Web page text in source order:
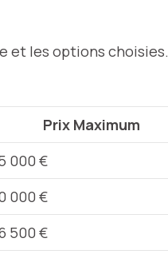
et les options choisies.
Prix Maximum
000 €
000 €
500 €